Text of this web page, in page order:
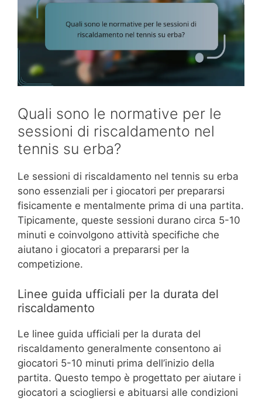
Quali sono le normative per le
sessioni di riscaldamento nel
tennis su erba?
Le sessioni di riscaldamento nel tennis su erba
sono essenziali per i giocatori per prepararsi
fisicamente e mentalmente prima di una partita.
Tipicamente, queste sessioni durano circa 5-10
minuti e coinvolgono attività specifiche che
aiutano i giocatori a prepararsi per la
competizione.
Linee guida ufficiali per la durata del
riscaldamento
Le linee guida ufficiali per la durata del
riscaldamento generalmente consentono ai
giocatori 5-10 minuti prima dell’inizio della
partita. Questo tempo è progettato per aiutare i
giocatori a sciogliersi e abituarsi alle condizioni